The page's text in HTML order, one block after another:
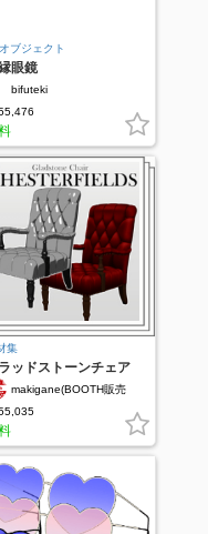
ブジェクト
眼鏡
bifuteki
集
ッドストーンチェア
makigane(BOOTH販売
中）